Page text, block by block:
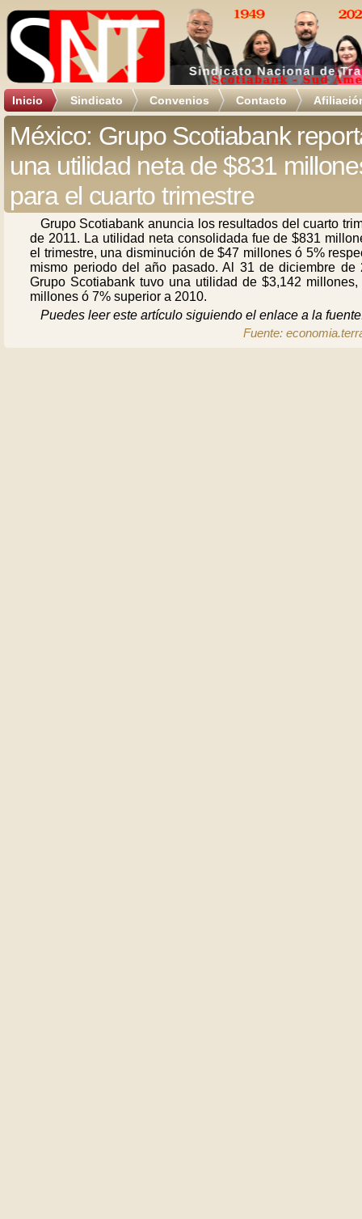
Inicio Sindicato Convenios Contacto
México: Grupo Scotiabank
una utilidad neta de $831
para el cuarto trimestre
Grupo Scotiabank anuncia los resultados del cuarto
de 2011. La utilidad neta consolidada fue de $831
el trimestre, una disminución de $47 millones ó 5%
mismo periodo del año pasado. Al 31 de diciembre de
Grupo Scotiabank tuvo una utilidad de $3,142 millones,
millones ó 7% superior a 2010.
Puedes leer este artículo siguiendo el enlace a la
Fuente: